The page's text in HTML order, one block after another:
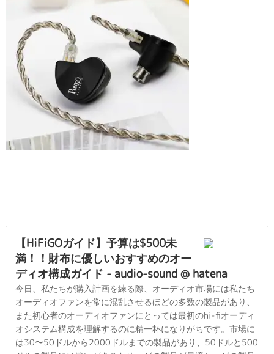
【HiFiGOガイド】予算は$500未
満！！財布に優しいおすすめのオー
ディオ構成ガイド - audio-sound @ hatena
今日、私たちが購入計画を練る際、オーディオ市場には私たち
オーディオファンを常に混乱させるほどの多数の製品があり、
また初心者のオーディオファンにとっては最初のhi-fiオーディ
オシステム構成を理解するのに精一杯になりがちです。市場に
は30〜50ドルから2000ドルまでの製品があり、50ドルと500